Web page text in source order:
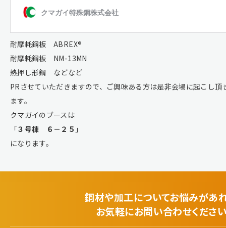
耐摩耗鋼板 ABREX®
耐摩耗鋼板 NM-13MN
熱押し形鋼 などなど
PRさせていただきますので、ご興味ある方は是非会場に起こし
ます。
クマガイのブースは
「３号棟 ６－２５ 」
になります。
鋼材や加工についてお悩みがあ
お気軽にお問い合わせくださ